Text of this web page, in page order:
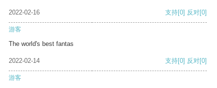
2022-02-16 支持[0] 反对[0]
游客
The world's best fantas
2022-02-14 支持[0] 反对[0]
游客